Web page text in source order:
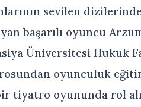
sevilen
başarılı oyuncu
Üniversitesi Hukuk
oyunculuk
tiyatro oyununda rol